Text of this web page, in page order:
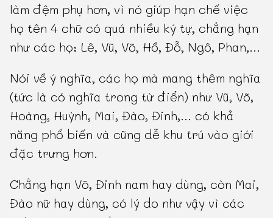
làm đệm phụ hơn, vì nó giúp hạn chế việc
họ tên 4 chữ có quá nhiều ký tự, chẳng hạn
như các họ: Lê, Vũ, Võ, Hồ, Đỗ, Ngô, Phan,...
Nói về ý nghĩa, các họ mà mang thêm nghĩa
(tức là có nghĩa trong từ điển) như Vũ, Võ,
Hoàng, Huỳnh, Mai, Đào, Đinh,... có khả
năng phổ biến và cũng dễ khu trú vào giới
đặc trưng hơn.
Chẳng hạn Võ, Đinh nam hay dùng, còn Mai,
Đào nữ hay dùng, có lý do như vậy vì các